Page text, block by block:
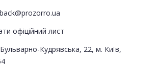
офіційний лист
Кудрявська, 22, м. Київ,